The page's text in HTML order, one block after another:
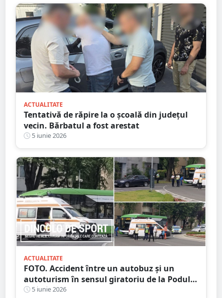
ACTUALITATE
Tentativă de răpire la o școală din județul
vecin. Bărbatul a fost arestat
5 iunie 2026
ACTUALITATE
FOTO. Accident între un autobuz și un
autoturism în sensul giratoriu de la Podul
Transilvania
5 iunie 2026